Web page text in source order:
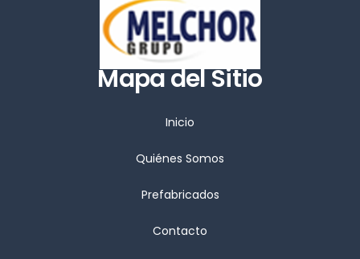
Mapa del Sitio
Inicio
Quiénes Somos
Prefabricados
Contacto